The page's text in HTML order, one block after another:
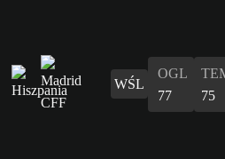
WŚL
OGL
77
75